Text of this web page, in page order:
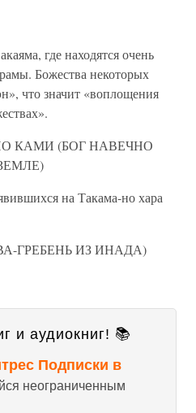
где находятся очень
Божества некоторых
что значит «воплощения
КАМИ (БОГ НАВЕЧНО
на Такама-но хара
ГРЕБЕНЬ ИЗ ИНАДА)
и аудиокниг! 📚
Подписки в
неограниченным